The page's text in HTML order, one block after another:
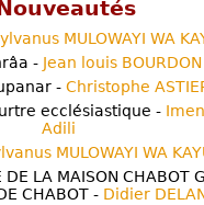
Nouveautés
MULOWAYI WA
- Jean louis BOURDON
- Christophe
ecclésiastique -
Adili
MULOWAYI WA
DE LA MAISON CHABOT
CHABOT - Didier